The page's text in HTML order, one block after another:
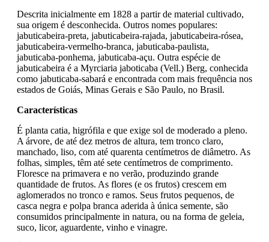
Descrita inicialmente em 1828 a partir de material cultivado,
sua origem é desconhecida. Outros nomes populares:
jabuticabeira-preta, jabuticabeira-rajada, jabuticabeira-rósea,
jabuticabeira-vermelho-branca, jabuticaba-paulista,
jabuticaba-ponhema, jabuticaba-açu. Outra espécie de
jabuticabeira é a Myrciaria jaboticaba (Vell.) Berg, conhecida
como jabuticaba-sabará e encontrada com mais frequência nos
estados de Goiás, Minas Gerais e São Paulo, no Brasil.
Características
É planta catia, higrófila e que exige sol de moderado a pleno.
A árvore, de até dez metros de altura, tem tronco claro,
manchado, liso, com até quarenta centímetros de diâmetro. As
folhas, simples, têm até sete centímetros de comprimento.
Floresce na primavera e no verão, produzindo grande
quantidade de frutos. As flores (e os frutos) crescem em
aglomerados no tronco e ramos. Seus frutos pequenos, de
casca negra e polpa branca aderida à única semente, são
consumidos principalmente in natura, ou na forma de geleia,
suco, licor, aguardente, vinho e vinagre.